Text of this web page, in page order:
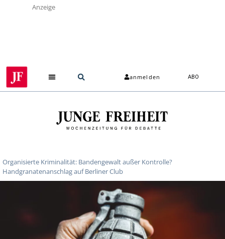
Anzeige
anmelden ABO
Organisierte Kriminalität: Bandengewalt außer Kontrolle?
Handgranatenanschlag auf Berliner Club